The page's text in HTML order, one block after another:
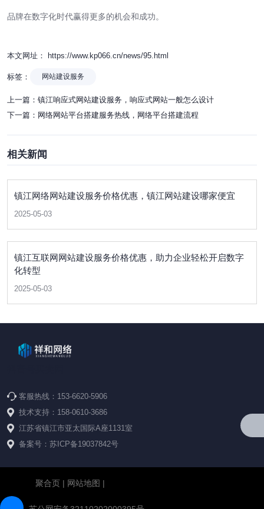
品牌在数字化时代赢得更多的机会和成功。
本文网址： https://www.kp066.cn/news/95.html
标签： 网站建设服务
上一篇： 镇江响应式网站建设服务，响应式网站一般怎么设计
下一篇： 网络网站平台搭建服务热线，网络平台搭建流程
相关新闻
镇江网络网站建设服务价格优惠，镇江网站建设哪家便宜
2025-05-03
镇江互联网网站建设服务价格优惠，助力企业轻松开启数字
化转型
2025-05-03
客服热线：153-6620-5906
技术支持：158-0610-3686
江苏省镇江市亚太国际A座1131室
备案号：苏ICP备19037842号
聚合页 | 网站地图 |